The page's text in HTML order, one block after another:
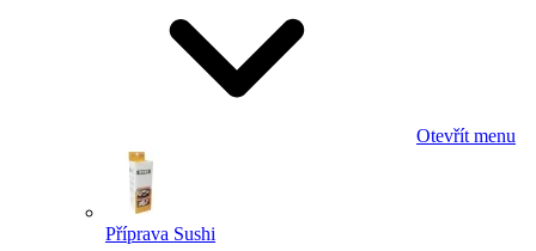
Otevřít menu
Příprava Sushi